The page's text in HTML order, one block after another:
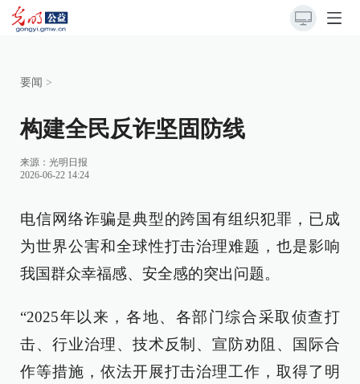
要闻 >
构建全民反诈坚固防线
来源： 光明日报
2026-06-22 14:24
电信网络诈骗是典型的跨国有组织犯罪，已成
为世界公害和全球性打击治理难题，也是影响
我国群众幸福感、安全感的突出问题。
“2025年以来，各地、各部门综合采取侦查打
击、行业治理、技术反制、宣防劝阻、国际合
作等措施，依法开展打击治理工作，取得了明